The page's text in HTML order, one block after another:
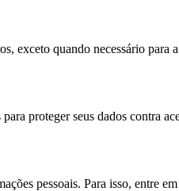
exceto quando necessário
proteger seus dados contra
pessoais. Para isso, entre